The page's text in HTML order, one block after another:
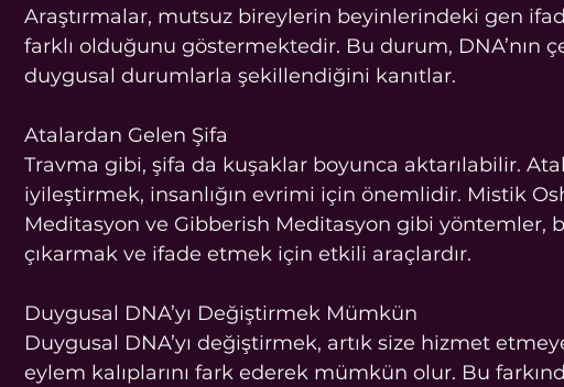
Araştırmalar, mutsuz bireylerin beyinlerindeki gen
farklı olduğunu göstermektedir. Bu durum, DNA’nın
duygusal durumlarla şekillendiğini kanıtlar.
Atalardan Gelen Şifa
Travma gibi, şifa da kuşaklar boyunca aktarılabilir.
iyileştirmek, insanlığın evrimi için önemlidir. Mistik
Meditasyon ve Gibberish Meditasyon gibi yöntemler,
çıkarmak ve ifade etmek için etkili araçlardır.
Duygusal DNA’yı Değiştirmek Mümkün
Duygusal DNA’yı değiştirmek, artık size hizmet
eylem kalıplarını fark ederek mümkün olur. Bu